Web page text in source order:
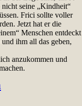
seine „Kindheit“
Frici sollte voller
Jetzt hat er die
Menschen entdeckt
ihm all das geben,
anzukommen und